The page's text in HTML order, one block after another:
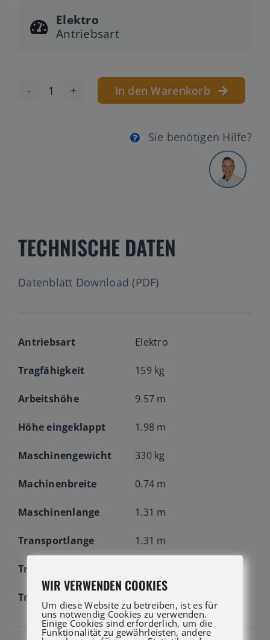
Elektro
Antriebsart
AWP-
In den Warenkorb
Sie benötigen Hilfe?
TECHNISCHE DATEN
Datenblatt Download (PDF)
Antriebsart Elektro
Tragfähigkeit 159 kg
Arbeitshöhe 9.57 m
Höhe eingeklappt 1.98 m
Maschinengewicht 330 kg
Machinenbreite 0.74 m
Maschinenlange 1.31 m
Transportlange 1.31 m
Transportbreite
Transporthöhe
WIR VERWENDEN COOKIES
Um diese Website zu betreiben, ist es für
uns notwendig Cookies zu verwenden.
Einige Cookies sind erforderlich, um die
Funktionalität zu gewährleisten, andere